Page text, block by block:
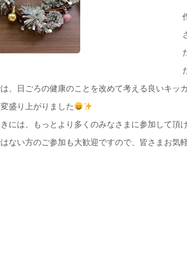
、日ごろの健康のことを改めて考える良いキ
盛り上がりました
には、もっとより多くのみなさまに参加して頂
ない方のご参加も大歓迎ですので、皆さまお気